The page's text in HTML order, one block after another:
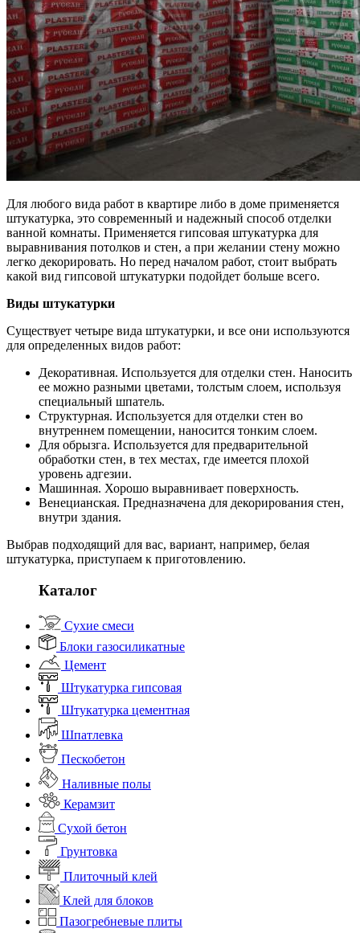
Для любого вида работ в квартире либо в доме применяется
штукатурка, это современный и надежный способ отделки
ванной комнаты. Применяется гипсовая штукатурка для
выравнивания потолков и стен, а при желании стену можно
легко декорировать. Но перед началом работ, стоит выбрать
какой вид гипсовой штукатурки подойдет больше всего.
Виды штукатурки
Существует четыре вида штукатурки, и все они используются
для определенных видов работ:
Декоративная. Используется для отделки стен. Наносить
ее можно разными цветами, толстым слоем, используя
специальный шпатель.
Структурная. Используется для отделки стен во
внутреннем помещении, наносится тонким слоем.
Для обрызга. Используется для предварительной
обработки стен, в тех местах, где имеется плохой
уровень адгезии.
Машинная. Хорошо выравнивает поверхность.
Венецианская. Предназначена для декорирования стен,
внутри здания.
Выбрав подходящий для вас, вариант, например, белая
штукатурка, приступаем к приготовлению.
Каталог
Сухие смеси
Блоки газосиликатные
Цемент
Штукатурка гипсовая
Штукатурка цементная
Шпатлевка
Пескобетон
Наливные полы
Керамзит
Сухой бетон
Грунтовка
Плиточный клей
Клей для блоков
Пазогребневые плиты